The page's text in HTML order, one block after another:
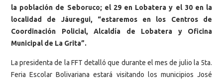
la población de Seboruco; el 29 en Lobatera y el 30 en la
localidad de Jáuregui, “estaremos en los Centros de
Coordinación Policial, Alcaldía de Lobatera y Oficina
Municipal de La Grita”.
La presidenta de la FFT detalló que durante el mes de julio la 5ta.
Feria Escolar Bolivariana estará visitando los municipios José